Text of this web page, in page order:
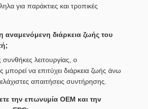
για παράκτιες και τροπικές
αναμενόμενη διάρκεια ζωής του
λειτουργίας, ο
μπορεί να επιτύχει διάρκεια ζωής άνω
απαιτήσεις συντήρησης.
την επωνυμία OEM και την